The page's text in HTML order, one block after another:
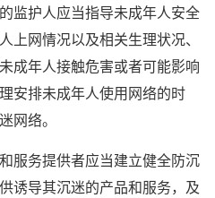
护人应当指导未成年人安全
上网情况以及相关生理状况、
成年人接触危害或者可能影响
安排未成年人使用网络的时
网络。
务提供者应当建立健全防沉
诱导其沉迷的产品和服务，及